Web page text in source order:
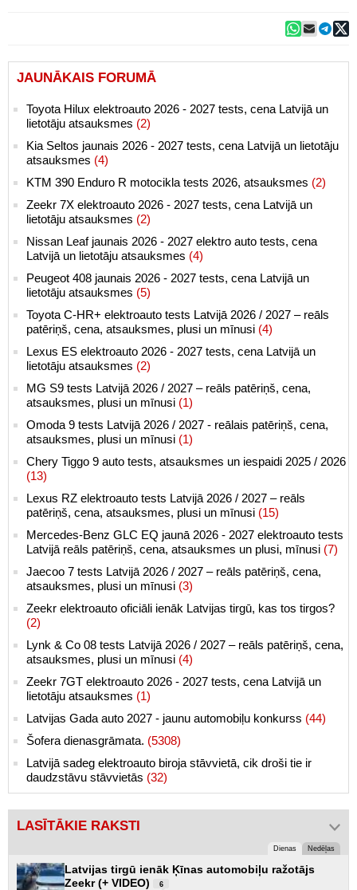
JAUNĀKAIS FORUMĀ
Toyota Hilux elektroauto 2026 - 2027 tests, cena Latvijā un
lietotāju atsauksmes (2)
Kia Seltos jaunais 2026 - 2027 tests, cena Latvijā un lietotāju
atsauksmes (4)
KTM 390 Enduro R motocikla tests 2026, atsauksmes (2)
Zeekr 7X elektroauto 2026 - 2027 tests, cena Latvijā un
lietotāju atsauksmes (2)
Nissan Leaf jaunais 2026 - 2027 elektro auto tests, cena
Latvijā un lietotāju atsauksmes (4)
Peugeot 408 jaunais 2026 - 2027 tests, cena Latvijā un
lietotāju atsauksmes (5)
Toyota C-HR+ elektroauto tests Latvijā 2026 / 2027 – reāls
patēriņš, cena, atsauksmes, plusi un mīnusi (4)
Lexus ES elektroauto 2026 - 2027 tests, cena Latvijā un
lietotāju atsauksmes (2)
MG S9 tests Latvijā 2026 / 2027 – reāls patēriņš, cena,
atsauksmes, plusi un mīnusi (1)
Omoda 9 tests Latvijā 2026 / 2027 - reālais patēriņš, cena,
atsauksmes, plusi un mīnusi (1)
Chery Tiggo 9 auto tests, atsauksmes un iespaidi 2025 / 2026
(13)
Lexus RZ elektroauto tests Latvijā 2026 / 2027 – reāls
patēriņš, cena, atsauksmes, plusi un mīnusi (15)
Mercedes-Benz GLC EQ jaunā 2026 - 2027 elektroauto tests
Latvijā reāls patēriņš, cena, atsauksmes un plusi, mīnusi (7)
Jaecoo 7 tests Latvijā 2026 / 2027 – reāls patēriņš, cena,
atsauksmes, plusi un mīnusi (3)
Zeekr elektroauto oficiāli ienāk Latvijas tirgū, kas tos tirgos?
(2)
Lynk & Co 08 tests Latvijā 2026 / 2027 – reāls patēriņš, cena,
atsauksmes, plusi un mīnusi (4)
Zeekr 7GT elektroauto 2026 - 2027 tests, cena Latvijā un
lietotāju atsauksmes (1)
Latvijas Gada auto 2027 - jaunu automobiļu konkurss (44)
Šofera dienasgrāmata. (5308)
Latvijā sadeg elektroauto biroja stāvvietā, cik droši tie ir
daudzstāvu stāvvietās (32)
LASĪTĀKIE RAKSTI
Dienas Nedēļas
Latvijas tirgū ienāk Ķīnas automobiļu ražotājs
Zeekr (+ VIDEO)
6